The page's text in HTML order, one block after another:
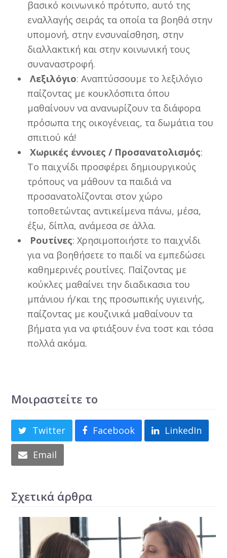
βασικό κοινωνικό πρότυπο, αυτό της
εναλλαγής σειράς τα οποία τα βοηθά στην
υπομονή, στην ενσυναίσθηση, στην
διαλλακτική και στην κοινωνική τους
συναναστροφή.
Λεξιλόγιο: Αναπτύσσουμε το λεξιλόγιο
παίζοντας με κουκλόσπιτα όπου
μαθαίνουν να ανανωρίζουν τα διάφορα
πρόσωπα της οικογένειας, τα δωμάτια του
σπιτιού κά!
Χωρικές έννοιες / Προσανατολισμός:
Το παιχνίδι προσφέρει δημιουργικούς
τρόπους να μάθουν τα παιδιά να
προσανατολίζονται στον χώρο
τοποθετώντας αντικείμενα πάνω, μέσα,
έξω, δίπλα, ανάμεσα σε άλλα.
Ρουτίνες: Χρησιμοποιήστε το παιχνίδι
για να βοηθήσετε το παιδί να εμπεδώσει
καθημερινές ρουτίνες. Παίζοντας με
κούκλες μαθαίνει την διαδικασια του
μπάνιου ή/και της προσωπικής υγιεινής,
παίζοντας με κουζινικά μαθαίνουν τα
βήματα για να φτιάξουν ένα τοστ και τόσα
πολλά ακόμα.
Μοιραστείτε το
Twitter Facebook
LinkedIn
Email
Σχετικά άρθρα